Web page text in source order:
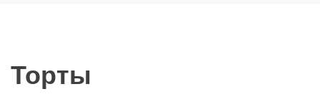
Торты